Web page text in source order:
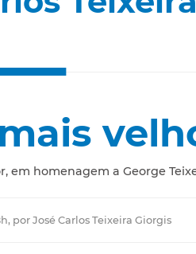
em homenagem a George
por José Carlos Teixeira Giorgis